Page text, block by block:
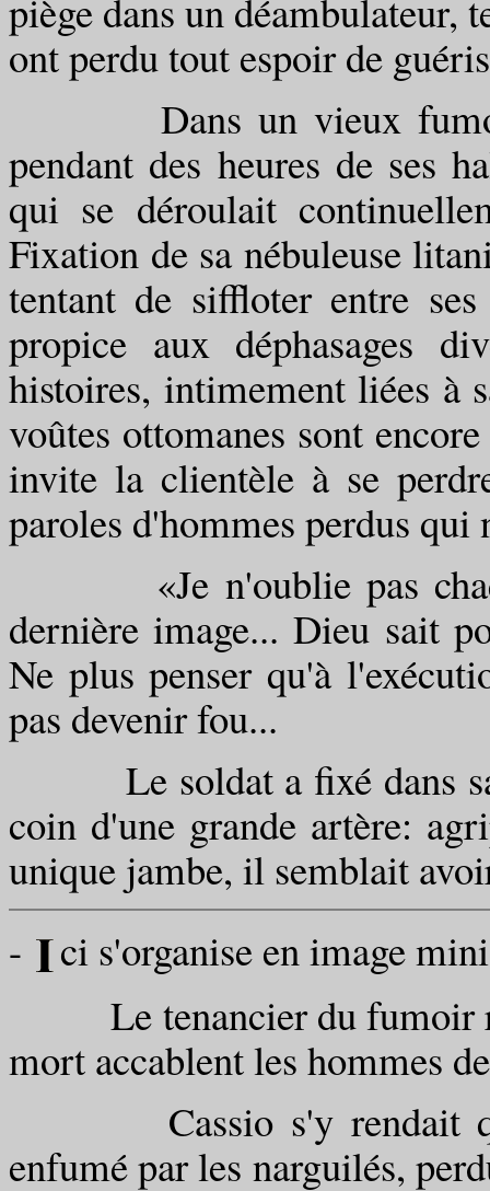
piège dans un déambulateur,
ont perdu tout espoir de
Dans un vieux fumoir
pendant des heures de ses
qui se déroulait
Fixation de sa nébuleuse
tentant de siffloter entre
propice aux déphasages
histoires, intimement liées à
voûtes ottomanes sont
invite la clientèle à se
paroles d'hommes perdus qui
«Je n'oublie pas
dernière image... Dieu sait
Ne plus penser qu'à
pas devenir fou...
Le soldat a fixé dans sa
coin d'une grande artère:
unique jambe, il semblait
-
ci s'organise en image
Le tenancier du fumoir
mort accablent les hommes
Cassio s'y rendait
enfumé par les narguilés,